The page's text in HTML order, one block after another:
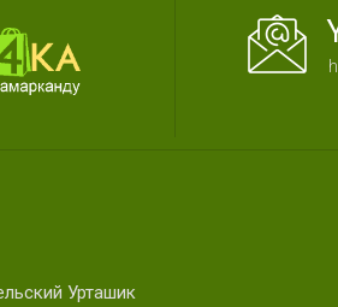
Урташик